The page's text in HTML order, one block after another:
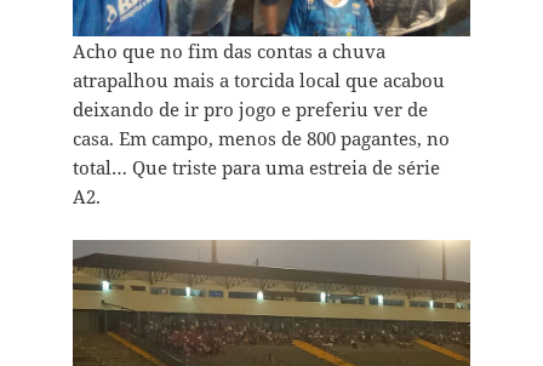
Acho que no fim das contas a chuva
atrapalhou mais a torcida local que acabou
deixando de ir pro jogo e preferiu ver de
casa. Em campo, menos de 800 pagantes, no
total… Que triste para uma estreia de série
A2.